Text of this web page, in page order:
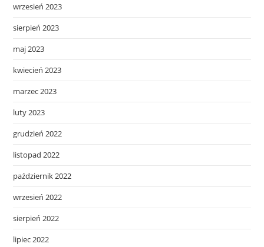
wrzesień 2023
sierpień 2023
maj 2023
kwiecień 2023
marzec 2023
luty 2023
grudzień 2022
listopad 2022
październik 2022
wrzesień 2022
sierpień 2022
lipiec 2022